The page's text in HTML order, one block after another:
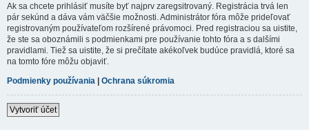
Ak sa chcete prihlásiť musíte byť najprv zaregsitrovaný. Registrácia trvá len
pár sekúnd a dáva vám väčšie možnosti. Administrátor fóra môže prideľovať
registrovaným používateľom rozšírené právomoci. Pred registraciou sa uistite,
že ste sa oboznámili s podmienkami pre používanie tohto fóra a s dalšími
pravidlami. Tiež sa uistite, že si prečítate akékoľvek budúce pravidlá, ktoré sa
na tomto fóre môžu objaviť.
Podmienky používania | Ochrana súkromia
Vytvoriť účet